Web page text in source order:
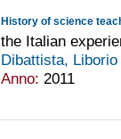
History of science
the Italian
Dibattista, Liborio
Anno: 2011